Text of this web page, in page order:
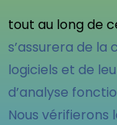
tout au long de
s’assurera de
logiciels et de
d’analyse
Nous vérifierons